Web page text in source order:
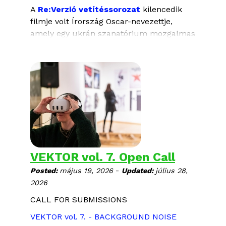
A Re:Verzió vetítéssorozat kilencedik
filmje volt Írország Oscar-nevezettje,
amely egy ukrán szanatórium mozgalmas
az épületben, amit szerettünk volna
megőrizni.” - Gar O’Rourke rendező.
SZANATÓRIUM
rendezte: Gar O’Rourke
Írország, Ukrajna, 2025, 90 perc
ukrán nyelven, magyar és angol felirattal
VEKTOR vol. 7. Open Call
Posted:május 19, 2026 - Updated:július 28,
2026
CALL FOR SUBMISSIONS
VEKTOR vol. 7. - BACKGROUND NOISE